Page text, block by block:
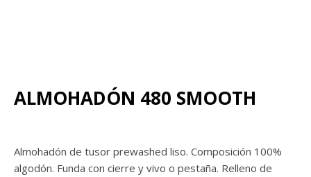
ALMOHADÓN 480 SMOOTH
Almohadón de tusor prewashed liso. Composición 100%
algodón. Funda con cierre y vivo o pestaña. Relleno de